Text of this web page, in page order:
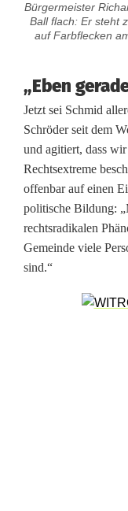
L
e
n
l
ä
d
t
Bürgermeister
Ball flach: Er steht
auf Farbflecken
„Eben
Jetzt sei Schmid
Schröder seit dem
und agitiert, dass
Rechtsextreme
offenbar auf einen
politische Bildung:
rechtsradikalen
Gemeinde viele
sind.“